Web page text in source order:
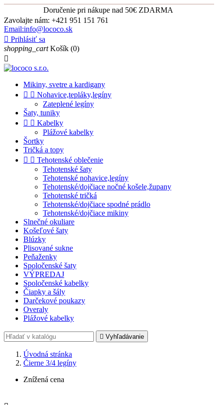
Doručenie pri nákupe nad 50€ ZDARMA
Zavolajte nám: +421 951 151 761
Email:info@lococo.sk
 Prihlásiť sa
shopping_cart Košík (0)

Mikiny, svetre a kardigany
  Nohavice,tepláky,legíny
Zateplené legíny
Šaty, tuniky
  Kabelky
Plážové kabelky
Šortky
Tričká a topy
  Tehotenské oblečenie
Tehotenské šaty
Tehotenské nohavice,legíny
Tehotenské/dojčiace nočné košele,župany
Tehotenské tričká
Tehotenské/dojčiace spodné prádlo
Tehotenské/dojčiace mikiny
Slnečné okuliare
Košeľové šaty
Blúzky
Plisované sukne
Peňaženky
Spoločenské šaty
VÝPREDAJ
Spoločenské kabelky
Čiapky a šály
Darčekové poukazy
Overaly
Plážové kabelky
 Vyhľadávanie
Úvodná stránka
Čierne 3/4 legíny
Znížená cena